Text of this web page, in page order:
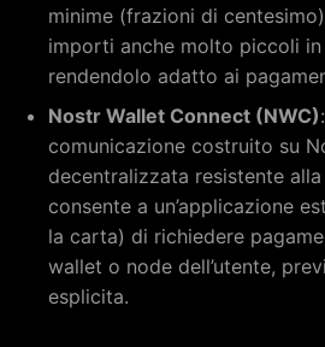
minime (frazioni di
importi anche molto piccoli
rendendolo adatto ai
Nostr Wallet Connect (NWC)
comunicazione costruito su
decentralizzata resistente
consente a un’applicazione
la carta) di richiedere
wallet o node dell’utente,
esplicita.